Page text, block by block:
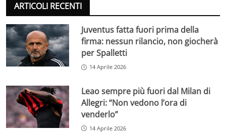
ARTICOLI RECENTI
Juventus fatta fuori prima della
firma: nessun rilancio, non giocherà
per Spalletti
14 Aprile 2026
Leao sempre più fuori dal Milan di
Allegri: “Non vedono l’ora di
venderlo”
14 Aprile 2026